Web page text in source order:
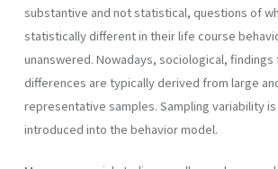
substantive and not statistical, questions of
statistically different in their life course
unanswered. Nowadays, sociological, findings
differences are typically derived from large
representative samples. Sampling variability
introduced into the behavior model.